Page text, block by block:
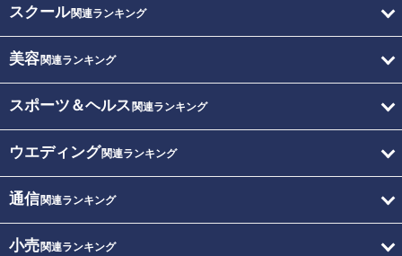
スクール関連ランキング
美容関連ランキング
スポーツ＆ヘルス 関連ランキング
ウエディング関連ランキング
通信関連ランキング
小売関連ランキング